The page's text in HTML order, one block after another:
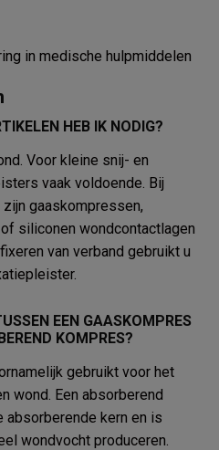
in medische hulpmiddelen
HEB IK NODIG?
Voor kleine snij- en
vaak voldoende. Bij
gaaskompressen,
siliconen wondcontactlagen
van verband gebruikt u
EEN GAASKOMPRES
KOMPRES?
gebruikt voor het
wond. Een absorberend
kern en is
wondvocht produceren.